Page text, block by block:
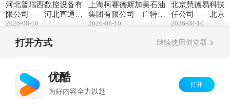
河北普瑞西数控设备有
限公司——河北直通车
发布河北电视台播出
2026-08-10
上海柯赛德斯加美石油
集团有限公司—广特播
报发布上海东方财经频
2026-08-10
北京慧德易科技
任公司——北京
发布北京电视台
2026-08-10
打开方式 继续使用浏览器
优酷
为好内容全力以赴
打开